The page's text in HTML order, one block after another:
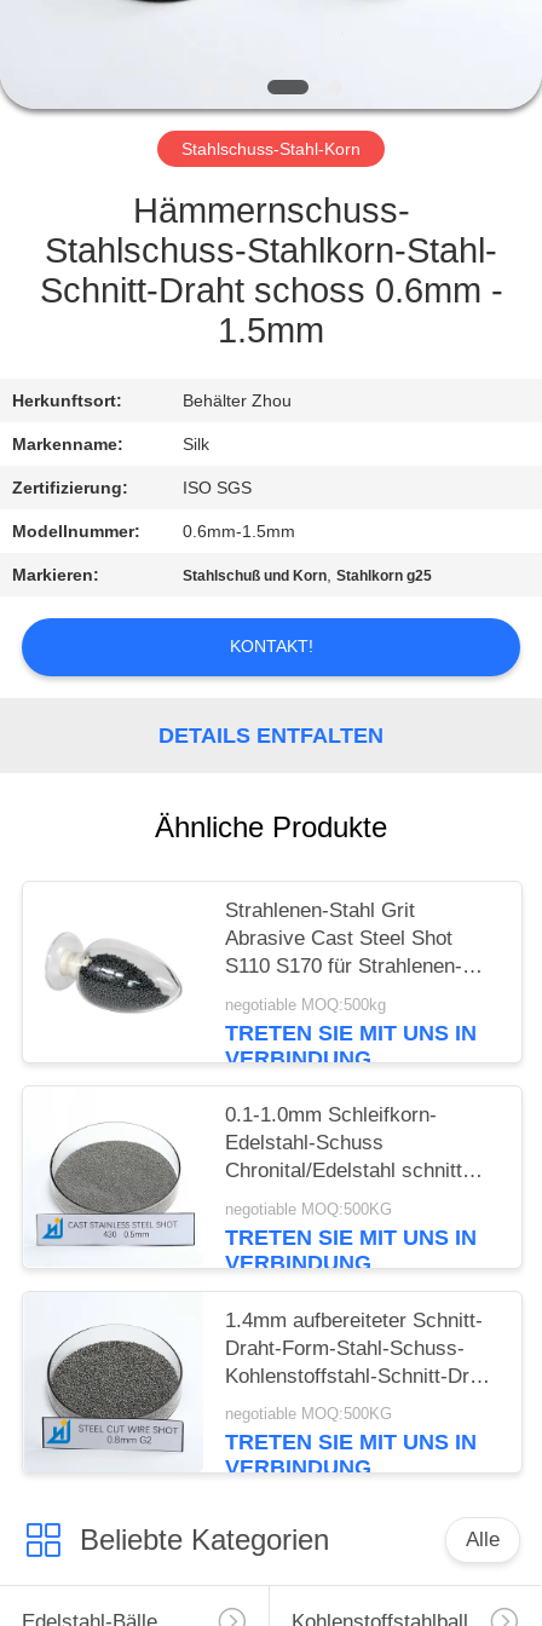
SIE
MIT
VERBINDUNG
NACHRICHTEN
FÄLLE
FORDERN
ZITAT
SITEMAP
Stahlschuss-Stahl-Korn
Hämmernschuss-
Stahlschuss-Stahlkorn-Stahl-
Schnitt-Draht schoss 0.6mm -
1.5mm
Herkunftsort: Behälter Zhou
Markenname: Silk
Zertifizierung: ISO SGS
Modellnummer: 0.6mm-1.5mm
Markieren: Stahlschuß und Korn,Stahlkorn g25
KONTAKT!
DETAILS ENTFALTEN
Ähnliche Produkte
Strahlenen-Stahl Grit
Abrasive Cast Steel Shot
S110 S170 für Strahlenen-
Maschine
negotiable MOQ:500kg
TRETEN SIE MIT UNS IN
VERBINDUNG
0.1-1.0mm Schleifkorn-
Edelstahl-Schuss
Chronital/Edelstahl schnitt
Draht-Schuss
negotiable MOQ:500KG
TRETEN SIE MIT UNS IN
VERBINDUNG
1.4mm aufbereiteter Schnitt-
Draht-Form-Stahl-Schuss-
Kohlenstoffstahl-Schnitt-Draht
schoss 2.0mm
negotiable MOQ:500KG
TRETEN SIE MIT UNS IN
VERBINDUNG
Beliebte Kategorien Alle
Edelstahl-Bälle Kohlenstoffstahlball